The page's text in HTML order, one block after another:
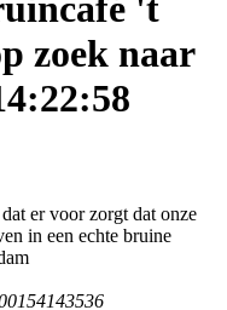
zoek naar
er voor zorgt dat onze
in een echte bruine